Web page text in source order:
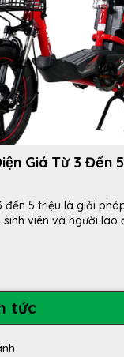
Giá Từ 3 Đến
đến 5 triệu là giải
sinh viên và người lao
tức